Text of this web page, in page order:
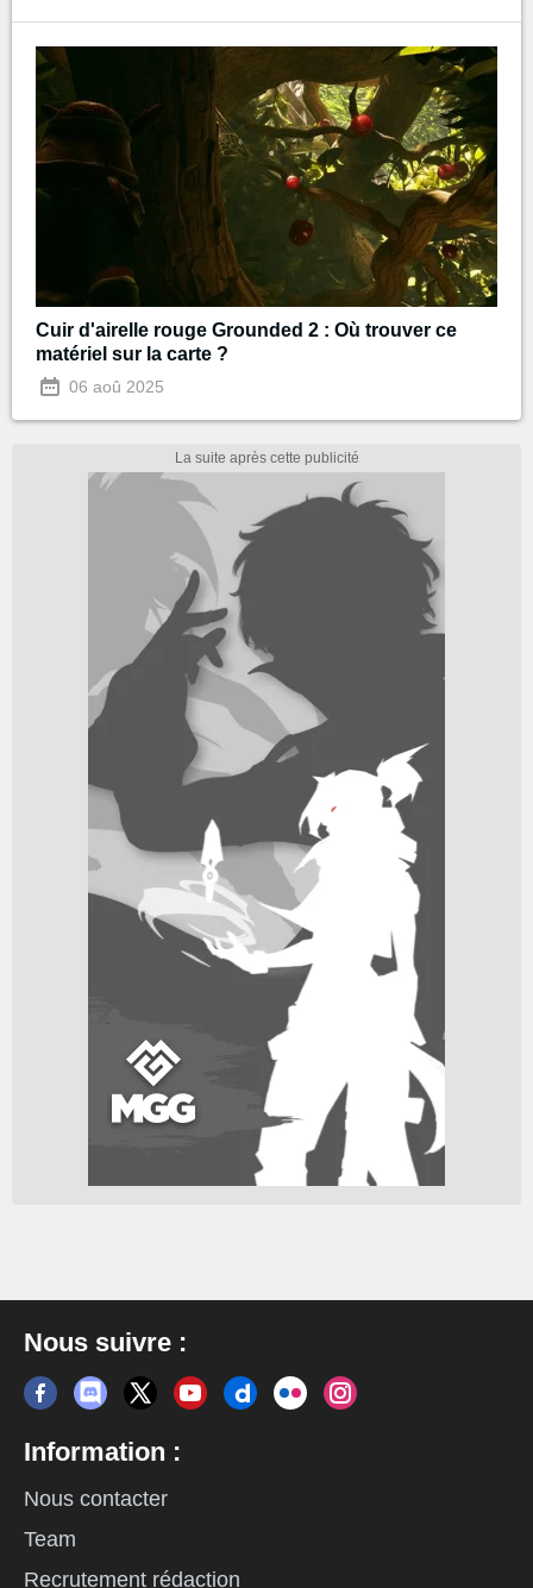
Cuir d'airelle rouge Grounded 2 : Où trouver ce
matériel sur la carte ?
06 aoû 2025
Nous suivre :
Information :
Nous contacter
Team
Recrutement rédaction